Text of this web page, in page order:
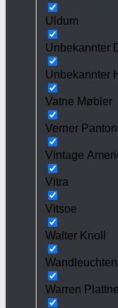
Uldum
Unbekannter
Unbekannter
Vatne Møbler
Verner Panton
Vintage
Vitra
Vitsoe
Walter Knoll
Wandleuchten
Warren